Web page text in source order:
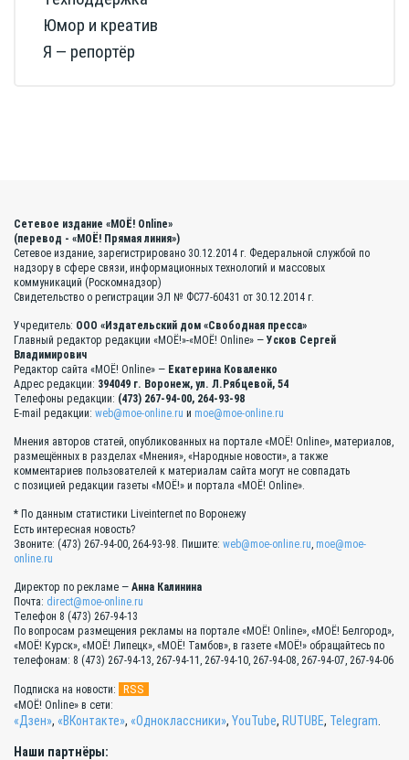
Юмор и креатив
Я — репортёр
Сетевое издание «МОЁ! Online»
(перевод - «МОЁ! Прямая линия»)
Сетевое издание, зарегистрировано 30.12.2014 г. Федеральной службой по
надзору в сфере связи, информационных технологий и массовых
коммуникаций (Роскомнадзор)
Свидетельство о регистрации ЭЛ № ФС77-60431 от 30.12.2014 г.
Учредитель: ООО «Издательский дом «Свободная пресса»
Главный редактор редакции «МОЁ!»-«МОЁ! Online» — Усков Сергей
Владимирович
Редактор сайта «МОЁ! Online» — Екатерина Коваленко
Адрес редакции: 394049 г. Воронеж, ул. Л.Рябцевой, 54
Телефоны редакции: (473) 267-94-00, 264-93-98
E-mail редакции: web@moe-online.ru и moe@moe-online.ru
Мнения авторов статей, опубликованных на портале «МОЁ! Online», материалов,
размещённых в разделах «Мнения», «Народные новости», а также
комментариев пользователей к материалам сайта могут не совпадать
с позицией редакции газеты «МОЁ!» и портала «МОЁ! Online».
* По данным статистики Liveinternet по Воронежу
Есть интересная новость?
Звоните: (473) 267-94-00, 264-93-98. Пишите: web@moe-online.ru moe@moe-
online.ru
Директор по рекламе — Анна Калинина
Почта: direct@moe-online.ru
Телефон 8 (473) 267-94-13
По вопросам размещения рекламы на портале «МОЁ! Online», «МОЁ! Белгород»,
«МОЁ! Курск», «МОЁ! Липецк», «МОЁ! Тамбов», в газете «МОЁ!» обращайтесь по
телефонам: 8 (473) 267-94-13, 267-94-11, 267-94-10, 267-94-08, 267-94-07, 267-94-06
Подписка на новости: RSS
«МОЁ! Online» в сети:
«Дзен», «ВКонтакте», «Одноклассники», YouTube, RUTUBE, Telegram
Наши партнёры: